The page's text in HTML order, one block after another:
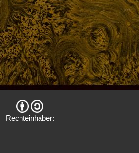
Rechteinhaber: